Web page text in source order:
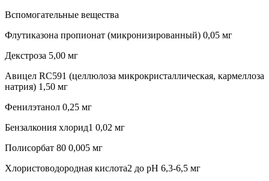
Вспомогательные вещества
Флутиказона пропионат (микронизированный) 0,05 мг
Декстроза 5,00 мг
Авицел RC591 (целлюлоза микрокристаллическая, кармеллоза
натрия) 1,50 мг
Фенилэтанол 0,25 мг
Бензалкония хлорид1 0,02 мг
Полисорбат 80 0,005 мг
Хлористоводородная кислота2 до pH 6,3-6,5 мг